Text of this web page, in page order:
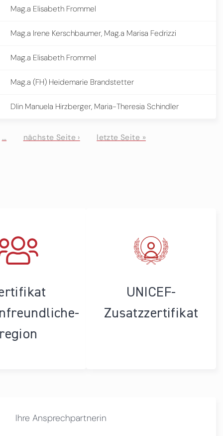
Mag.a Elisabeth Frommel
Mag.a Irene Kerschbaumer, Mag.a Marisa Fedrizzi
Mag.a Elisabeth Frommel
Mag.a (FH) Heidemarie Brandstetter
DIin Manuela Hirzberger, Maria-Theresia Schindler
… nächste Seite › letzte Seite »
region
UNICEF-
Zusatzzertifikat
Ihre Ansprechpartnerin